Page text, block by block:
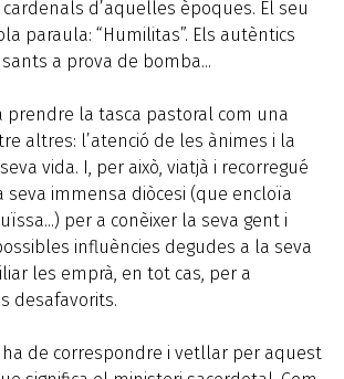
d’aquelles èpoques. El seu
paraula: “Humilitas”. Els autèntics
a prova de bomba...
prendre la tasca pastoral com una
altres: l’atenció de les ànimes i la
vida. I, per això, viatjà i recorregué
seva immensa diòcesi (que encloïa
per a conèixer la seva gent i
influències degudes a la seva
les emprà, en tot cas, per a
desafavorits.
de correspondre i vetllar per aquest